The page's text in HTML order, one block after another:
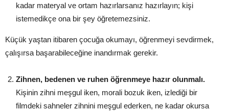
kadar materyal ve ortam hazırlarsanız hazırlayın; kişi
istemedikçe ona bir şey öğretemezsiniz.
Küçük yaştan itibaren çocuğa okumayı, öğrenmeyi sevdirmek,
çalışırsa başarabileceğine inandırmak gerekir.
Zihnen, bedenen ve ruhen öğrenmeye hazır olunmalı.
Kişinin zihni meşgul iken, morali bozuk iken, izlediği bir
filmdeki sahneler zihnini meşgul ederken, ne kadar okursa